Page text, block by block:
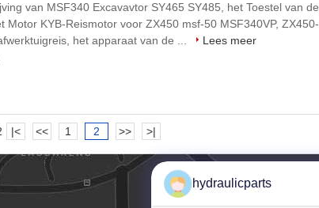
van MSF340 Excavavtor SY465 SY485, het Toestel van de
Motor KYB-Reismotor voor ZX450 msf-50 MSF340VP, ZX450-
het apparaat van de ...
Lees meer
|< << 1 2 >> >|
hydraulicparts